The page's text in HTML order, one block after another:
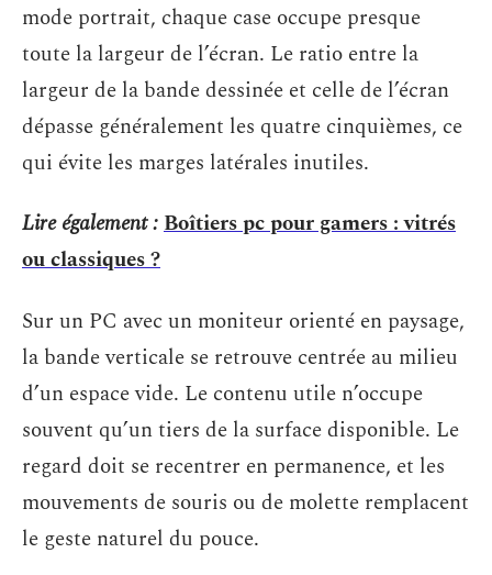
mode portrait, chaque case occupe presque
toute la largeur de l’écran. Le ratio entre la
largeur de la bande dessinée et celle de l’écran
dépasse généralement les quatre cinquièmes, ce
qui évite les marges latérales inutiles.
Lire également :Boîtiers pc pour gamers : vitrés
ou classiques ?
Sur un PC avec un moniteur orienté en paysage,
la bande verticale se retrouve centrée au milieu
d’un espace vide. Le contenu utile n’occupe
souvent qu’un tiers de la surface disponible. Le
regard doit se recentrer en permanence, et les
mouvements de souris ou de molette remplacent
le geste naturel du pouce.